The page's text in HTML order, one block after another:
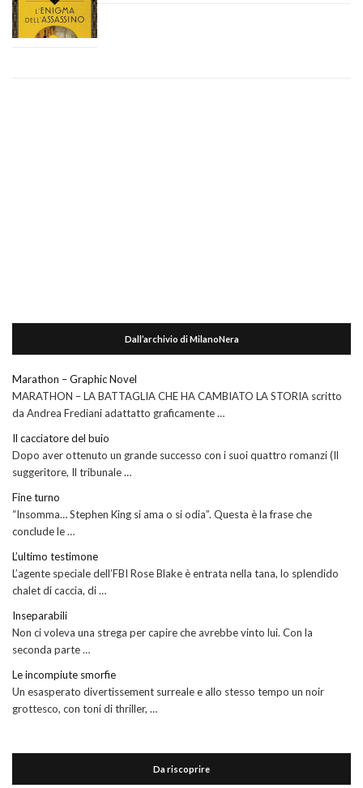
Dall’archivio di MilanoNera
Marathon – Graphic Novel
MARATHON – LA BATTAGLIA CHE HA CAMBIATO LA STORIA scritto
da Andrea Frediani adattatto graficamente …
Il cacciatore del buio
Dopo aver ottenuto un grande successo con i suoi quattro romanzi (Il
suggeritore, Il tribunale …
Fine turno
“Insomma… Stephen King si ama o si odia”. Questa è la frase che
conclude le …
L’ultimo testimone
L’agente speciale dell’FBI Rose Blake è entrata nella tana, lo splendido
chalet di caccia, di …
Inseparabili
Non ci voleva una strega per capire che avrebbe vinto lui. Con la
seconda parte …
Le incompiute smorfie
Un esasperato divertissement surreale e allo stesso tempo un noir
grottesco, con toni di thriller, …
Da riscoprire